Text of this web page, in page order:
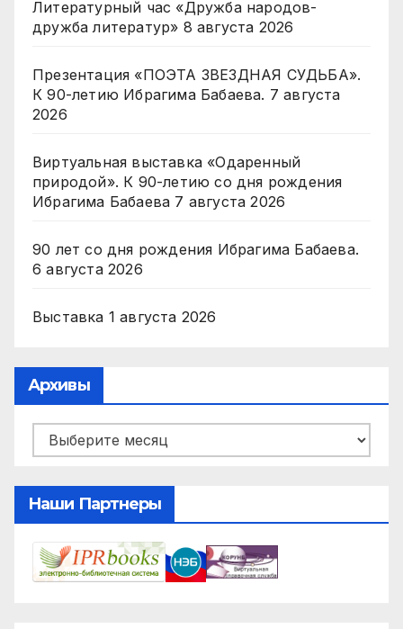
Литературный час «Дружба народов-
дружба литератур» 8 августа 2026
Презентация «ПОЭТА ЗВЕЗДНАЯ СУДЬБА».
К 90-летию Ибрагима Бабаева. 7 августа
2026
Виртуальная выставка «Одаренный
природой». К 90-летию со дня рождения
Ибрагима Бабаева 7 августа 2026
90 лет со дня рождения Ибрагима Бабаева.
6 августа 2026
Выставка 1 августа 2026
Архивы
Архивы
Наши Партнеры